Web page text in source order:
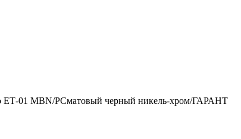
ЕТ-01 MBN/PCматовый черный никель-хром/ГАРАНТ